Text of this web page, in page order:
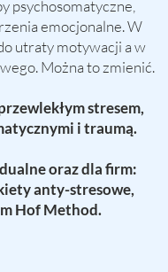
psychosomatyczne,
emocjonalne. W
utraty motywacji a w
Można to zmienić.
stresem,
i traumą.
oraz dla firm:
anty-stresowe,
Hof Method.